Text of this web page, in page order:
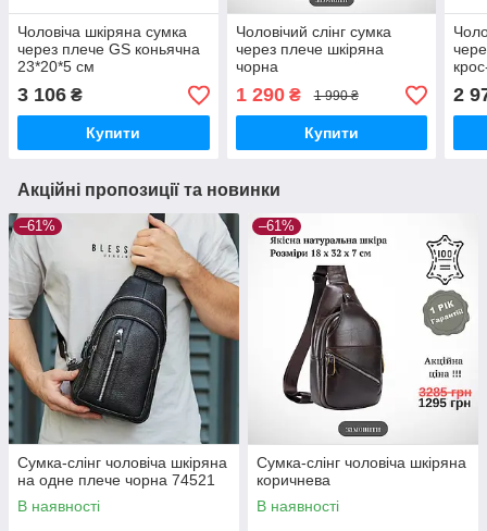
Чоловіча шкіряна сумка
через плече GS коньячна
23*20*5 см
3 106 ₴
Купити
Чоловічий слінг сумка
через плече шкіряна
чорна
1 290₴ 1 990 ₴
Купити
2
Акційні пропозиції та новинки
–61%
Сумка-слінг чоловіча шкіряна
на одне плече чорна 74521
В наявності
–61%
Сумка-слінг чоловіча шкіряна
коричнева
В наявності